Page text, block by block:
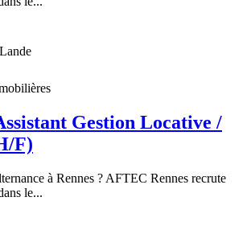
Gestion Locative /
F)
à Rennes ? AFTEC Rennes recrute
le...